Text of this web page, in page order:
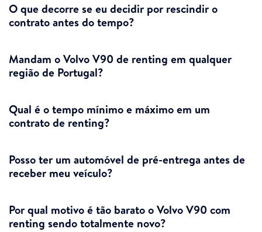
O que decorre se eu decidir por rescindir o
contrato antes do tempo?
Mandam o Volvo V90 de renting em qualquer
região de Portugal?
Qual é o tempo mínimo e máximo em um
contrato de renting?
Posso ter um automóvel de pré-entrega antes de
receber meu veículo?
Por qual motivo é tão barato o Volvo V90 com
renting sendo totalmente novo?